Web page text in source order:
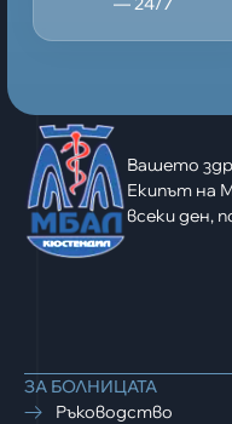
Вашето
Екипът на
всеки ден,
ЗА БОЛНИЦАТА
Ръководство